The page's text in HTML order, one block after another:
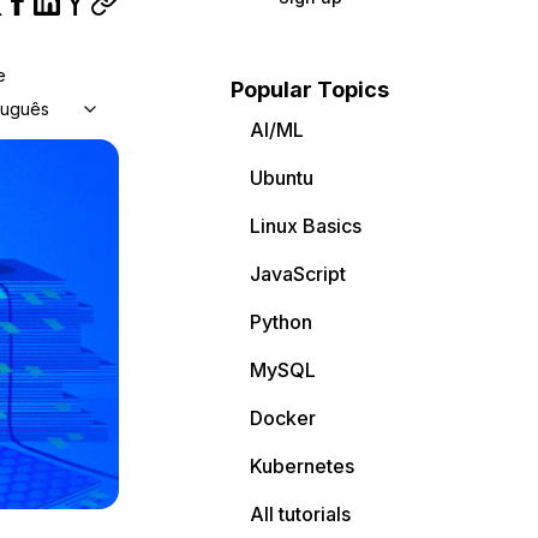
Popular Topics
AI/ML
Ubuntu
Linux Basics
JavaScript
Python
MySQL
Docker
Kubernetes
All tutorials